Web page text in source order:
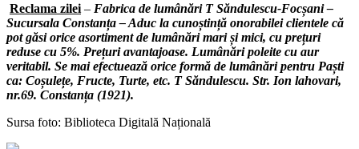
Reclama zilei – Fabrica de lumânări T Săndulescu-Focșani –
Sucursala Constanța – Aduc la cunoștință onorabilei clientele că
pot găsi orice asortiment de lumânări mari și mici, cu prețuri
reduse cu 5%. Prețuri avantajoase. Lumânări poleite cu aur
veritabil. Se mai efectuează orice formă de lumânări pentru Paști
ca: Coșulețe, Fructe, Turte, etc. T Săndulescu. Str. Ion lahovari,
nr.69. Constanța (1921).
Sursa foto: Biblioteca Digitală Națională